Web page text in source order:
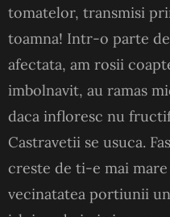
tomatelor, transmisi
toamna! Intr-o parte
afectata, am rosii
imbolnavit, au ramas
daca infloresc nu
Castravetii se usuca.
creste de ti-e mai
vecinatatea portiunii